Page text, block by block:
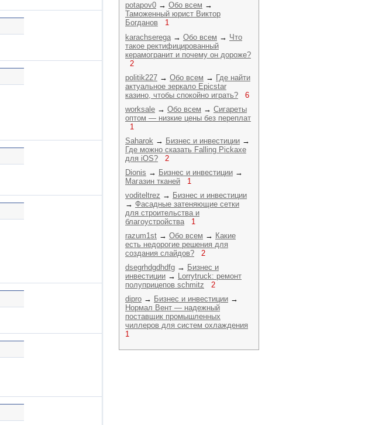
potapov0 → Обо всем →
Таможенный юрист Виктор
Богданов
1
karachserega → Обо всем → Что
такое ректифицированный
керамогранит и почему он дороже?
2
politik227 → Обо всем → Где найти
актуальное зеркало Epicstar
казино, чтобы спокойно играть?
6
worksale → Обо всем → Сигареты
оптом — низкие цены без переплат
1
Saharok → Бизнес и инвестиции →
Где можно сказать Falling Pickaxe
для iOS?
2
Dionis → Бизнес и инвестиции →
Магазин тканей
1
voditeltrez → Бизнес и инвестиции
→ Фасадные затеняющие сетки
для строительства и
благоустройства
1
razum1st → Обо всем → Какие
есть недорогие решения для
создания слайдов?
2
dsegrhdgdhdfg → Бизнес и
инвестиции → Lorrytruck: ремонт
полуприцепов schmitz
2
dipro → Бизнес и инвестиции →
Нормал Вент — надежный
поставщик промышленных
чиллеров для систем охлаждения
1